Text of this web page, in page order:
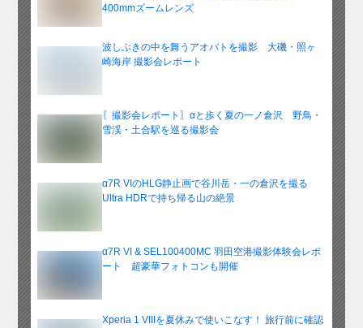
400mmズームレンズ
波しぶきの中を舞うアオバトを撮影 大磯・照ヶ
崎海岸 撮影会レポート
〖撮影会レポート〗αと歩く夏の一ノ倉沢 野鳥・
雪渓・土合駅を巡る撮影会
α7R VIのHLG静止画で谷川岳・一の倉沢を撮る
Ultra HDRで持ち帰る山の絶景
α7R VI & SEL100400MC 羽田空港撮影体験会レポ
ート 超豪華フォトコンも開催
Xperia 1 VIIIを夏休みで使いこなす！ 旅行前に確認